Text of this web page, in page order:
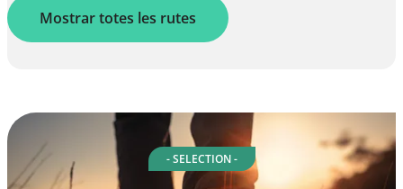
Mostrar totes les rutes
- SELECTION -